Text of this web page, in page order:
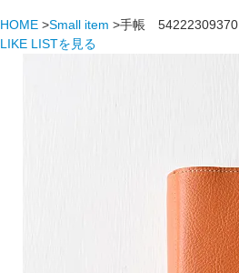
HOME >Small item >手帳 54222309370
LIKE LISTを見る